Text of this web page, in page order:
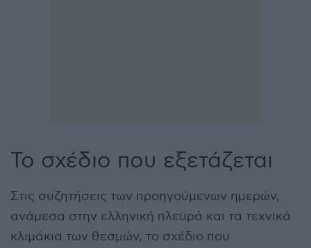
Το σχέδιο που εξετάζεται
Στις συζητήσεις των προηγούμενων ημερών,
ανάμεσα στην ελληνική πλευρά και τα τεχνικά
κλιμάκια των θεσμών, το σχέδιο που